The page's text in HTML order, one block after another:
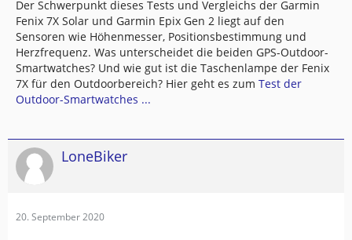
Der Schwerpunkt dieses Tests und Vergleichs der Garmin
Fenix 7X Solar und Garmin Epix Gen 2 liegt auf den
Sensoren wie Höhenmesser, Positionsbestimmung und
Herzfrequenz. Was unterscheidet die beiden GPS-Outdoor-
Smartwatches? Und wie gut ist die Taschenlampe der Fenix
7X für den Outdoorbereich? Hier geht es zum Test der
Outdoor-Smartwatches ...
LoneBiker
20. September 2020